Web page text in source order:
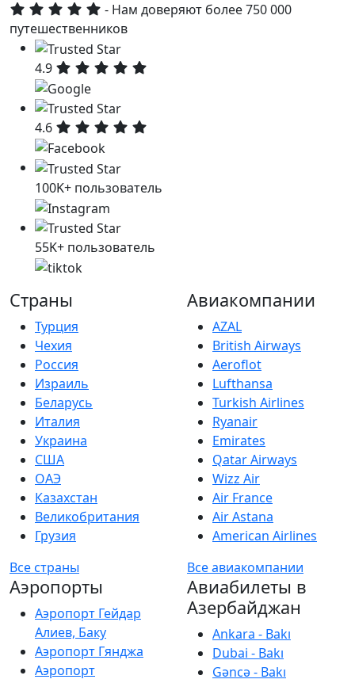
- Нам доверяют более 750 000
путешественников
4.9
4.6
100K+ пользователь
55K+ пользователь
Страны
Турция
Чехия
Россия
Израиль
Беларусь
Италия
Украина
США
ОАЭ
Казахстан
Великобритания
Грузия
Все страны
Авиакомпании
AZAL
British Airways
Aeroflot
Lufthansa
Turkish Airlines
Ryanair
Emirates
Qatar Airways
Wizz Air
Air France
Air Astana
American Airlines
Все авиакомпании
Аэропорты
Аэропорт Гейдар
Алиев, Баку
Аэропорт Гянджа
Аэропорт
Авиабилеты в
Азербайджан
Ankara - Bakı
Dubai - Bakı
Gəncə - Bakı